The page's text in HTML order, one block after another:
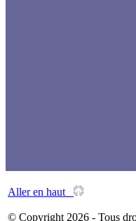
Aller en haut
© Copyright 2026 - Tous